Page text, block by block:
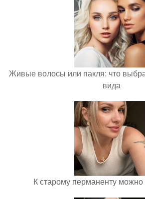
Живые волосы или пакля: что
вида
К старому перманенту можно